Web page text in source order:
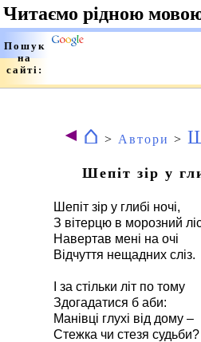
◄ ⌂ > Автори >
Шепіт зір у
Шепіт зір у глибі ночі,
З вітерцю в морозний
Навертав мені на очі
Відчуття нещадних сліз.
І за стільки літ по тому
Здогадатися б аби:
Манівці глухі від дому –
Стежка чи стезя судьби?